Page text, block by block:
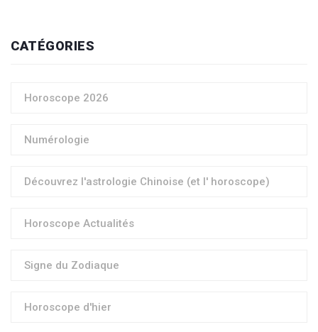
CATÉGORIES
Horoscope 2026
Numérologie
Découvrez l'astrologie Chinoise (et l' horoscope)
Horoscope Actualités
Signe du Zodiaque
Horoscope d'hier